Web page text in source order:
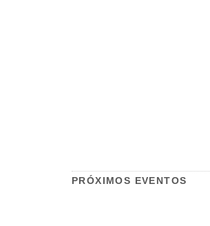
PRÓXIMOS EVENTOS